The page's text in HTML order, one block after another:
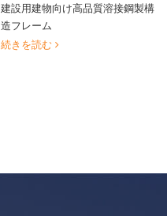
建設用建物向け高品質溶接鋼製構
造フレーム
続きを読む